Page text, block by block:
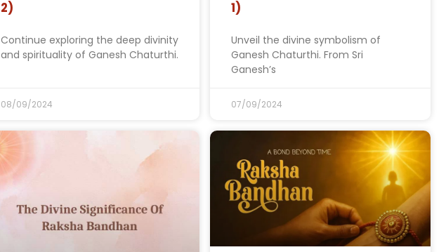
2)
Continue exploring the deep divinity
and spirituality of Ganesh Chaturthi.
08/09/2024
1)
Unveil the divine symbolism of
Ganesh Chaturthi. From Sri
Ganesh’s
07/09/2024